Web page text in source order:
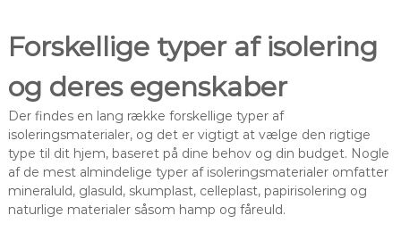
Forskellige typer af isolering
og deres egenskaber
Der findes en lang række forskellige typer af
isoleringsmaterialer, og det er vigtigt at vælge den rigtige
type til dit hjem, baseret på dine behov og din budget. Nogle
af de mest almindelige typer af isoleringsmaterialer omfatter
mineraluld, glasuld, skumplast, celleplast, papirisolering og
naturlige materialer såsom hamp og fåreuld.